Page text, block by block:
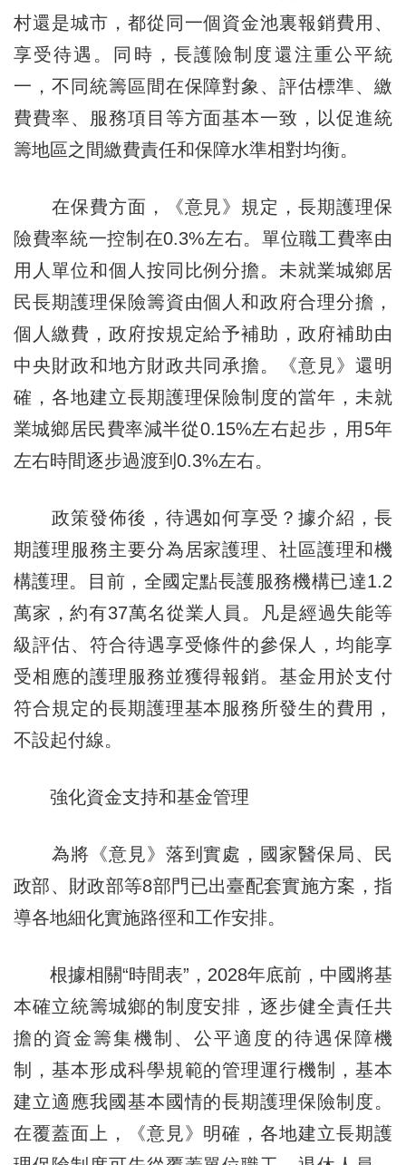
村還是城市，都從同一個資金池裏報銷費用、
享受待遇。同時，長護險制度還注重公平統
一，不同統籌區間在保障對象、評估標準、繳
費費率、服務項目等方面基本一致，以促進統
籌地區之間繳費責任和保障水準相對均衡。
在保費方面，《意見》規定，長期護理保
險費率統一控制在0.3%左右。單位職工費率由
用人單位和個人按同比例分擔。未就業城鄉居
民長期護理保險籌資由個人和政府合理分擔，
個人繳費，政府按規定給予補助，政府補助由
中央財政和地方財政共同承擔。《意見》還明
確，各地建立長期護理保險制度的當年，未就
業城鄉居民費率減半從0.15%左右起步，用5年
左右時間逐步過渡到0.3%左右。
政策發佈後，待遇如何享受？據介紹，長
期護理服務主要分為居家護理、社區護理和機
構護理。目前，全國定點長護服務機構已達1.2
萬家，約有37萬名從業人員。凡是經過失能等
級評估、符合待遇享受條件的參保人，均能享
受相應的護理服務並獲得報銷。基金用於支付
符合規定的長期護理基本服務所發生的費用，
不設起付線。
強化資金支持和基金管理
為將《意見》落到實處，國家醫保局、民
政部、財政部等8部門已出臺配套實施方案，指
導各地細化實施路徑和工作安排。
根據相關“時間表”，2028年底前，中國將基
本確立統籌城鄉的制度安排，逐步健全責任共
擔的資金籌集機制、公平適度的待遇保障機
制，基本形成科學規範的管理運行機制，基本
建立適應我國基本國情的長期護理保險制度。
在覆蓋面上，《意見》明確，各地建立長期護